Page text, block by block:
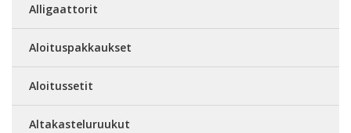
Alligaattorit
Aloituspakkaukset
Aloitussetit
Altakasteluruukut